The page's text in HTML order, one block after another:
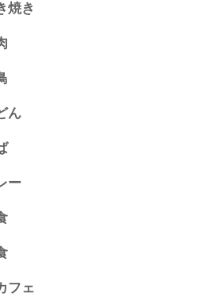
焼き
ん
ー
フェ